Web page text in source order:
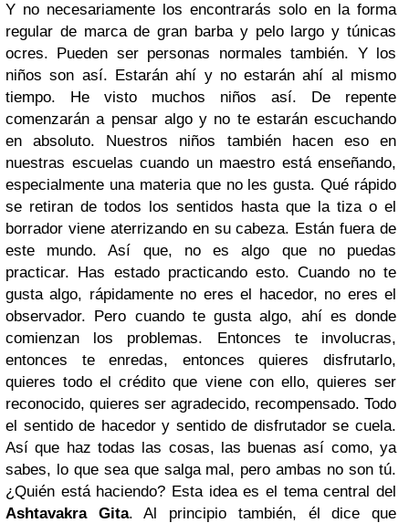
Y no necesariamente los encontrarás solo en la forma
regular de marca de gran barba y pelo largo y túnicas
ocres. Pueden ser personas normales también. Y los
niños son así. Estarán ahí y no estarán ahí al mismo
tiempo. He visto muchos niños así. De repente
comenzarán a pensar algo y no te estarán escuchando
en absoluto. Nuestros niños también hacen eso en
nuestras escuelas cuando un maestro está enseñando,
especialmente una materia que no les gusta. Qué rápido
se retiran de todos los sentidos hasta que la tiza o el
borrador viene aterrizando en su cabeza. Están fuera de
este mundo. Así que, no es algo que no puedas
practicar. Has estado practicando esto. Cuando no te
gusta algo, rápidamente no eres el hacedor, no eres el
observador. Pero cuando te gusta algo, ahí es donde
comienzan los problemas. Entonces te involucras,
entonces te enredas, entonces quieres disfrutarlo,
quieres todo el crédito que viene con ello, quieres ser
reconocido, quieres ser agradecido, recompensado. Todo
el sentido de hacedor y sentido de disfrutador se cuela.
Así que haz todas las cosas, las buenas así como, ya
sabes, lo que sea que salga mal, pero ambas no son tú.
¿Quién está haciendo? Esta idea es el tema central del
Ashtavakra Gita. Al principio también, él dice que